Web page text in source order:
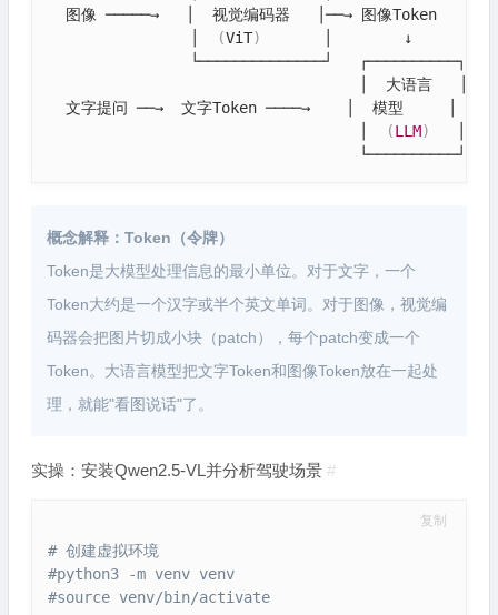
  图像 ─────→   │  视觉编码器   │──→ 图像Token
(ViT)
       │        ↓
                └──────────────┘   ┌──────────┐
│  大语言   │──→
  文字提问 ──→  文字Token ────→    │  模型     │
(LLM)
                                   └──────────┘
概念解释：Token（令牌）
Token是大模型处理信息的最小单位。对于文字，一个
Token大约是一个汉字或半个英文单词。对于图像，视觉编
码器会把图片切成小块（patch），每个patch变成一个
Token。大语言模型把文字Token和图像Token放在一起处
理，就能"看图说话"了。
实操：安装Qwen2.5-VL并分析驾驶场景 #
# 创建虚拟环境
#python3 -m venv venv
#source venv/bin/activate
复制